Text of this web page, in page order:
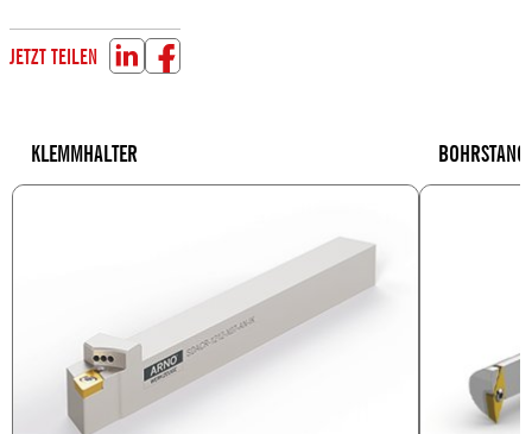
JETZT TEILEN
KLEMMHALTER